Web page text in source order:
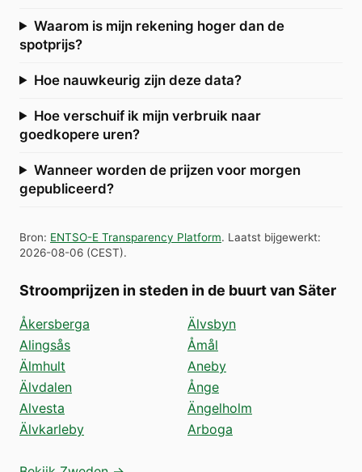
Waarom is mijn rekening hoger dan de
spotprijs?
Hoe nauwkeurig zijn deze data?
Hoe verschuif ik mijn verbruik naar
goedkopere uren?
Wanneer worden de prijzen voor morgen
gepubliceerd?
Bron: ENTSO-E Transparency Platform. Laatst bijgewerkt:
2026-08-06 (CEST).
Stroomprijzen in steden in de buurt van Säter
Åkersberga
Alingsås
Älmhult
Älvdalen
Alvesta
Älvkarleby
Älvsbyn
Åmål
Aneby
Ånge
Ängelholm
Arboga